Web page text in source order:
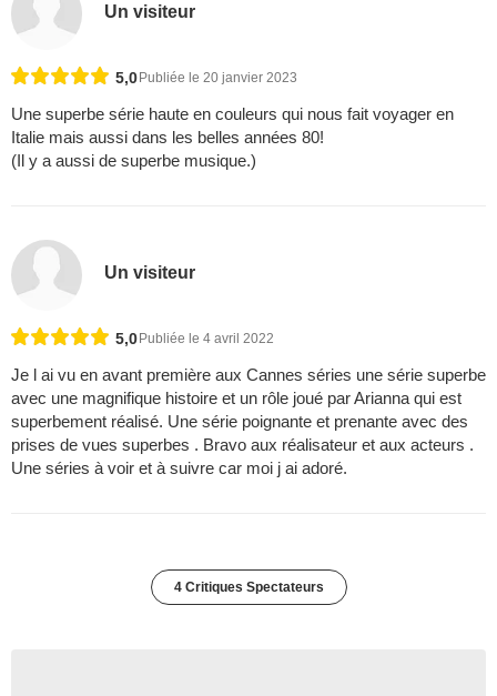
Un visiteur
5,0Publiée le 20 janvier 2023
Une superbe série haute en couleurs qui nous fait voyager en
Italie mais aussi dans les belles années 80!
(Il y a aussi de superbe musique.)
Un visiteur
5,0 Publiée le 4 avril 2022
Je l ai vu en avant première aux Cannes séries une série superbe
avec une magnifique histoire et un rôle joué par Arianna qui est
superbement réalisé. Une série poignante et prenante avec des
prises de vues superbes . Bravo aux réalisateur et aux acteurs .
Une séries à voir et à suivre car moi j ai adoré.
4 Critiques Spectateurs